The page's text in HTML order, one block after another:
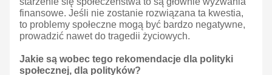
finansowe. Jeśli nie zostanie rozwiązana ta kwestia,
to problemy społeczne mogą być bardzo negatywne,
prowadzić nawet do tragedii życiowych.
Jakie są wobec tego rekomendacje dla polityki
społecznej, dla polityków?